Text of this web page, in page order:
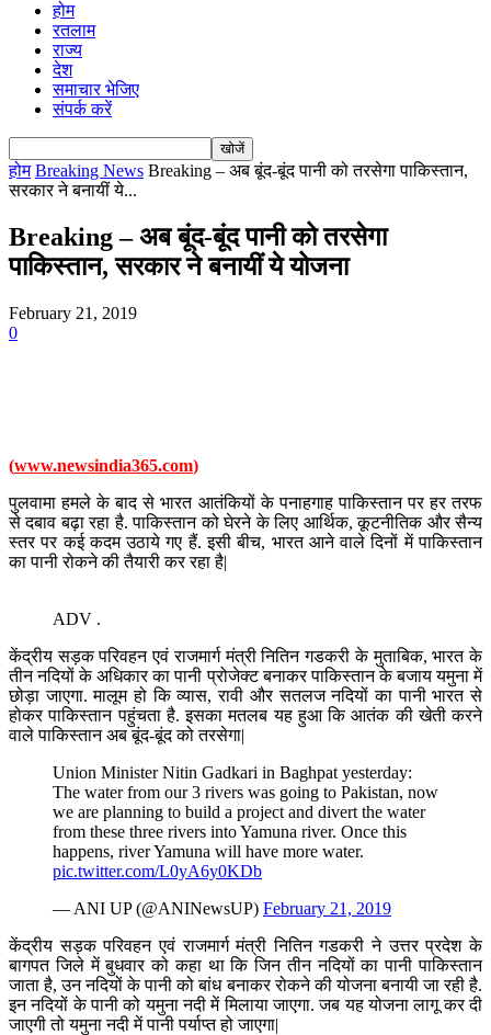
होम
रतलाम
राज्य
देश
समाचार भेजिए
संपर्क करें
होम Breaking News Breaking – अब बूंद-बूंद पानी को तरसेगा पाकिस्तान,
सरकार ने बनायीं ये...
Breaking – अब बूंद-बूंद पानी को तरसेगा
पाकिस्तान, सरकार ने बनायीं ये योजना
February 21, 2019
0
(www.newsindia365.com)
पुलवामा हमले के बाद से भारत आतंकियों के पनाहगाह पाकिस्तान पर हर तरफ
से दबाव बढ़ा रहा है. पाकिस्तान को घेरने के लिए आर्थिक, कूटनीतिक और सैन्य
स्तर पर कई कदम उठाये गए हैं. इसी बीच, भारत आने वाले दिनों में पाकिस्तान
का पानी रोकने की तैयारी कर रहा है|
ADV .
केंद्रीय सड़क परिवहन एवं राजमार्ग मंत्री नितिन गडकरी के मुताबिक, भारत के
तीन नदियों के अधिकार का पानी प्रोजेक्ट बनाकर पाकिस्तान के बजाय यमुना में
छोड़ा जाएगा. मालूम हो कि व्यास, रावी और सतलज नदियों का पानी भारत से
होकर पाकिस्तान पहुंचता है. इसका मतलब यह हुआ कि आतंक की खेती करने
वाले पाकिस्तान अब बूंद-बूंद को तरसेगा|
Union Minister Nitin Gadkari in Baghpat yesterday:
The water from our 3 rivers was going to Pakistan, now
we are planning to build a project and divert the water
from these three rivers into Yamuna river. Once this
happens, river Yamuna will have more water.
pic.twitter.com/L0yA6y0KDb
— ANI UP (@ANINewsUP) February 21, 2019
केंद्रीय सड़क परिवहन एवं राजमार्ग मंत्री नितिन गडकरी ने उत्तर प्रदेश के
बागपत जिले में बुधवार को कहा था कि जिन तीन नदियों का पानी पाकिस्तान
जाता है, उन नदियों के पानी को बांध बनाकर रोकने की योजना बनायी जा रही है.
इन नदियों के पानी को यमुना नदी में मिलाया जाएगा. जब यह योजना लागू कर दी
जाएगी तो यमुना नदी में पानी पर्याप्त हो जाएगा|